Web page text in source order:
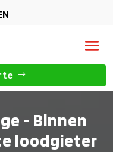
- Binnen
loodgieter